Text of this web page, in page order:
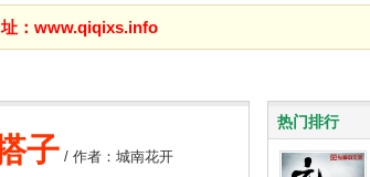
：www.qiqixs.info
子 / 作者：城南花开
热门排行